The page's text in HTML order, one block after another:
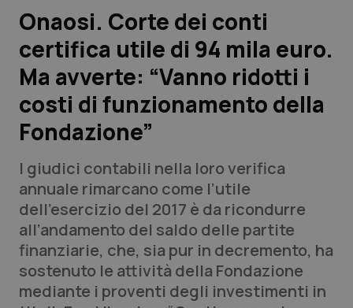
Scienza e Farmaci
Studi e Analisi
Lettere al direttore
QS Pro
Professionisti Sanitari.AI
Abruzzo
QS Pro Gold
Onaosi. Corte dei conti
certifica utile di 94 mila euro.
Ma avverte: “Vanno ridotti i
costi di funzionamento della
Fondazione”
I giudici contabili nella loro verifica
annuale rimarcano come l’utile
dell’esercizio del 2017 è da ricondurre
all’andamento del saldo delle partite
finanziarie, che, sia pur in decremento, ha
sostenuto le attività della Fondazione
mediante i proventi degli investimenti in